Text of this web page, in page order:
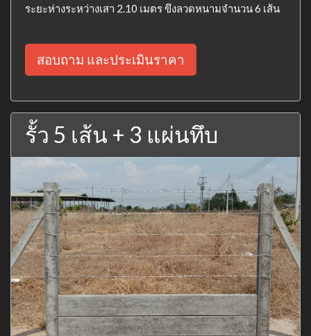
ระยะห่างระหว่างเสา 2.10 เมตร ขึงลวดหนามจำนวน 6 เส้น
สอบถาม และประเมินราคา
รั้ว 5 เส้น + 3 แผ่นทึบ